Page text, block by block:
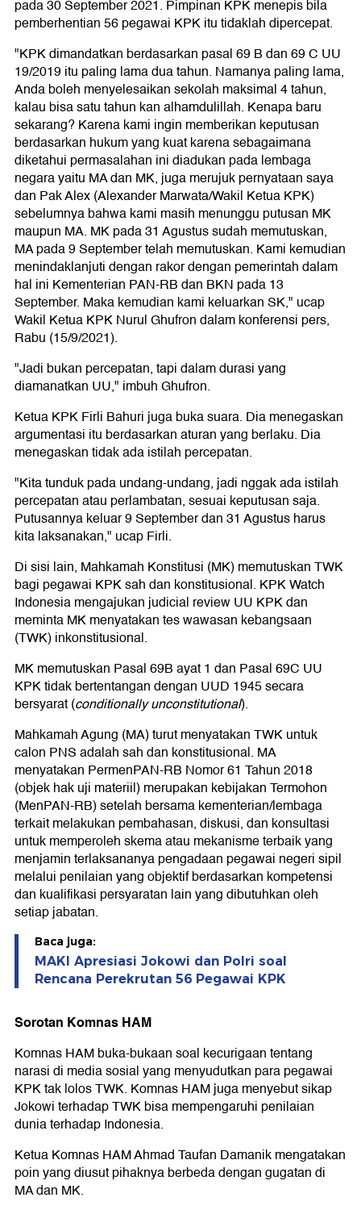
pada 30 September 2021. Pimpinan KPK menepis bila
pemberhentian 56 pegawai KPK itu tidaklah dipercepat.
"KPK dimandatkan berdasarkan pasal 69 B dan 69 C UU
19/2019 itu paling lama dua tahun. Namanya paling lama,
Anda boleh menyelesaikan sekolah maksimal 4 tahun,
kalau bisa satu tahun kan alhamdulillah. Kenapa baru
sekarang? Karena kami ingin memberikan keputusan
berdasarkan hukum yang kuat karena sebagaimana
diketahui permasalahan ini diadukan pada lembaga
negara yaitu MA dan MK, juga merujuk pernyataan saya
dan Pak Alex (Alexander Marwata/Wakil Ketua KPK)
sebelumnya bahwa kami masih menunggu putusan MK
maupun MA. MK pada 31 Agustus sudah memutuskan,
MA pada 9 September telah memutuskan. Kami kemudian
menindaklanjuti dengan rakor dengan pemerintah dalam
hal ini Kementerian PAN-RB dan BKN pada 13
September. Maka kemudian kami keluarkan SK," ucap
Wakil Ketua KPK Nurul Ghufron dalam konferensi pers,
Rabu (15/9/2021).
"Jadi bukan percepatan, tapi dalam durasi yang
diamanatkan UU," imbuh Ghufron.
Ketua KPK Firli Bahuri juga buka suara. Dia menegaskan
argumentasi itu berdasarkan aturan yang berlaku. Dia
menegaskan tidak ada istilah percepatan.
"Kita tunduk pada undang-undang, jadi nggak ada istilah
percepatan atau perlambatan, sesuai keputusan saja.
Putusannya keluar 9 September dan 31 Agustus harus
kita laksanakan," ucap Firli.
Di sisi lain, Mahkamah Konstitusi (MK) memutuskan TWK
bagi pegawai KPK sah dan konstitusional. KPK Watch
Indonesia mengajukan judicial review UU KPK dan
meminta MK menyatakan tes wawasan kebangsaan
(TWK) inkonstitusional.
MK memutuskan Pasal 69B ayat 1 dan Pasal 69C UU
KPK tidak bertentangan dengan UUD 1945 secara
bersyarat (conditionally unconstitutional).
Mahkamah Agung (MA) turut menyatakan TWK untuk
calon PNS adalah sah dan konstitusional. MA
menyatakan PermenPAN-RB Nomor 61 Tahun 2018
(objek hak uji materiil) merupakan kebijakan Termohon
(MenPAN-RB) setelah bersama kementerian/lembaga
terkait melakukan pembahasan, diskusi, dan konsultasi
untuk memperoleh skema atau mekanisme terbaik yang
menjamin terlaksananya pengadaan pegawai negeri sipil
melalui penilaian yang objektif berdasarkan kompetensi
dan kualifikasi persyaratan lain yang dibutuhkan oleh
setiap jabatan.
Baca juga:
MAKI Apresiasi Jokowi dan Polri soal
Rencana Perekrutan 56 Pegawai KPK
Sorotan Komnas HAM
Komnas HAM buka-bukaan soal kecurigaan tentang
narasi di media sosial yang menyudutkan para pegawai
KPK tak lolos TWK. Komnas HAM juga menyebut sikap
Jokowi terhadap TWK bisa mempengaruhi penilaian
dunia terhadap Indonesia.
Ketua Komnas HAM Ahmad Taufan Damanik mengatakan
poin yang diusut pihaknya berbeda dengan gugatan di
MA dan MK.